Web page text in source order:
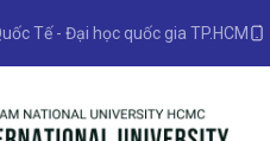
Tế - Đại học quốc gia TP.HCM